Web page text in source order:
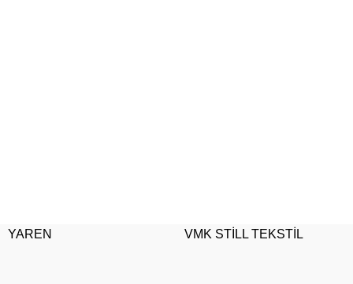
YAREN VMK STİLL TEKSTİL